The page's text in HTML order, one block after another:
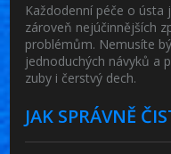
Každodenní péče o
zároveň nejúčinnějších
problémům. Nemusíte
jednoduchých návyků a
zuby i čerstvý dech.
JAK SPRÁVNĚ